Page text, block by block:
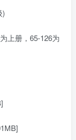
)
册，65-126为